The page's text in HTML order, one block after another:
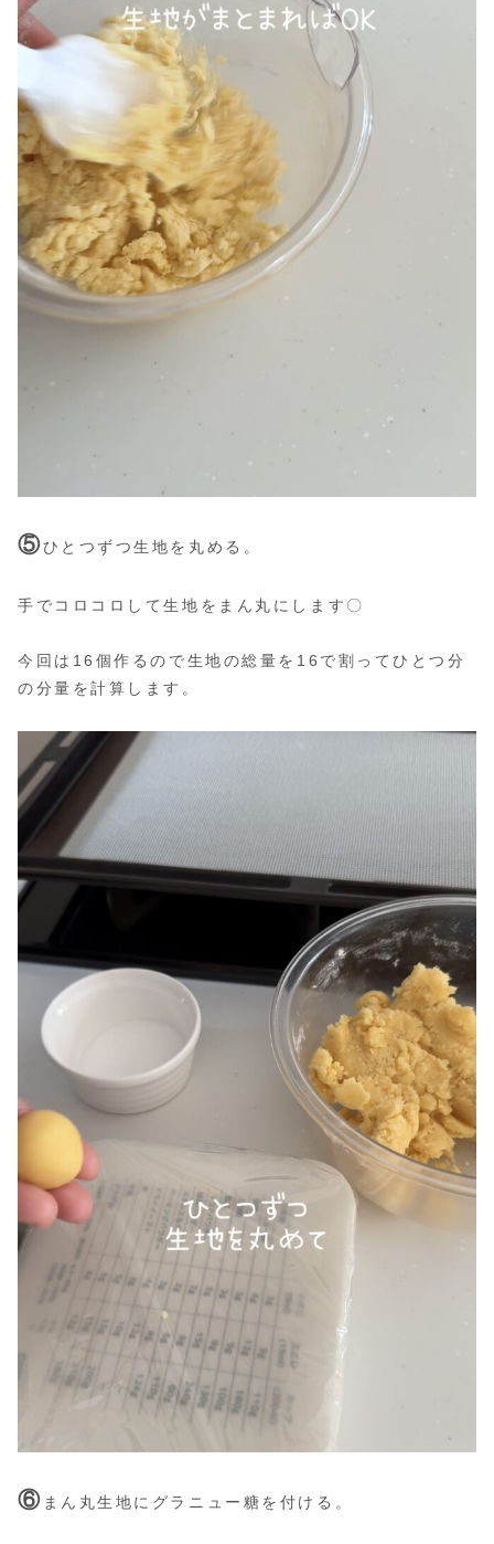
⑤ひとつずつ生地を丸める。
手でコロコロして生地をまん丸にします〇
今回は16個作るので生地の総量を16で割ってひとつ分
の分量を計算します。
⑥ まん丸生地にグラニュー糖を付ける。